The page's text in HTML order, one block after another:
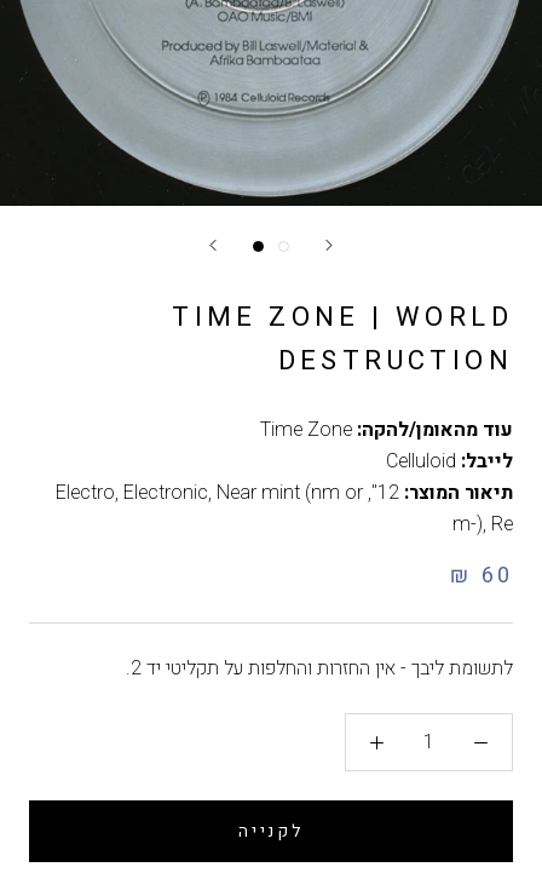
TIME ZONE | WORLD
DESTRUCTION
עוד מהאומן/להקה: Time Zone
לייבל: Celluloid
תיאור המוצר: 12"
,
Electro, Electronic, Near mint (nm or
m-), Re
60 ₪
לתשומת ליבך - אין החזרות והחלפות על תקליטי יד 2.
לקנייה